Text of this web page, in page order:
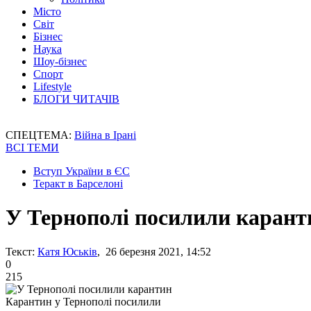
Місто
Світ
Бізнес
Наука
Шоу-бізнес
Спорт
Lifestyle
БЛОГИ ЧИТАЧІВ
СПЕЦТЕМА: Війна в Ірані
ВСІ ТЕМИ
Вступ України в ЄС
Теракт в Барселоні
У Тернополі посилили
Текст: Катя Юськів, 26 березня 2021, 14:52
0
215
Карантин у Тернополі посилили